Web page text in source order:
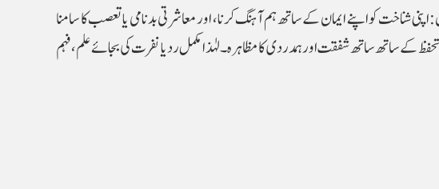
اپنی شناخت کو اپنے ایمان کے ساتھ ہم آہنگ کرنا، اور معاشرتی بدنامی یا تعصب کا سامنا
کے ساتھ ساتھ شفقت اور ہمدردی کا مظاہرہ۔ لہٰذا مکمل رد یا نفرت کی بجائے علم، فہم